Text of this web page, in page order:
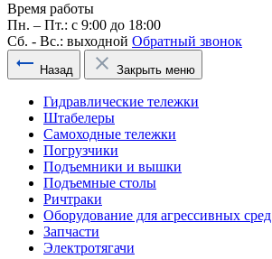
Время работы
Пн. – Пт.: с 9:00 до 18:00
Сб. - Вс.: выходной Обратный звонок
Назад Закрыть меню
Гидравлические тележки
Штабелеры
Самоходные тележки
Погрузчики
Подъемники и вышки
Подъемные столы
Ричтраки
Оборудование для агрессивных сред
Запчасти
Электротягачи